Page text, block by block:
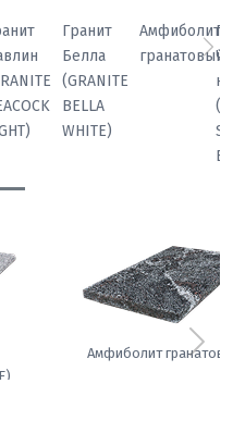
Гранит
Белла
(GRANITE
BELLA
WHITE)
Амфиболит
гранатовый
Гранит
Черный
(GRANITE
Амфиболит гранатовый